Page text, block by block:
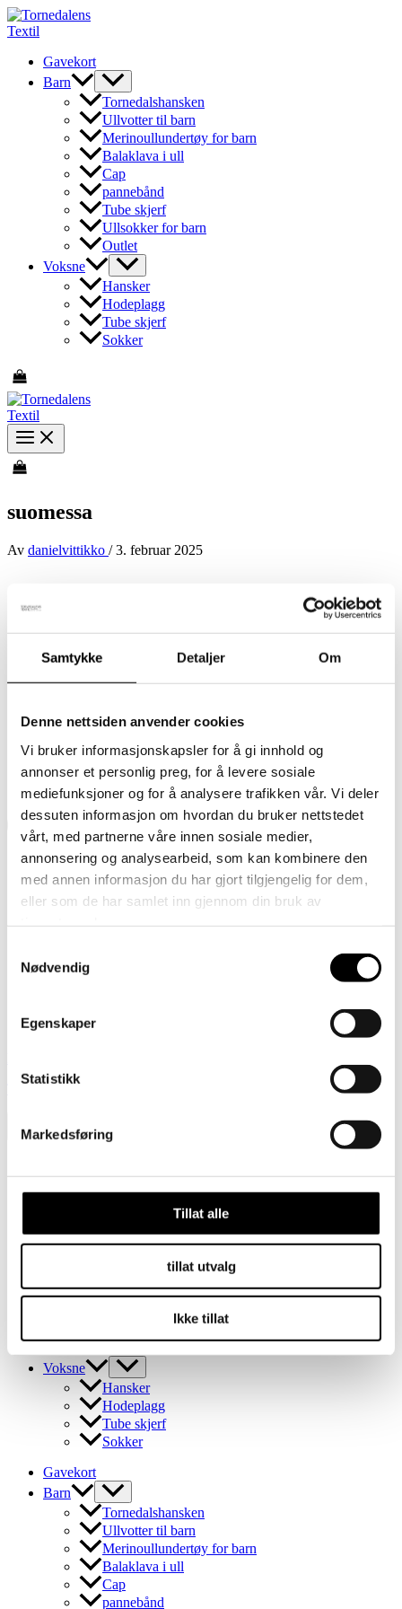
Samtykke Detaljer Om
Denne nettsiden anvender cookies
Vi bruker informasjonskapsler for å gi innhold og
annonser et personlig preg, for å levere sosiale
mediefunksjoner og for å analysere trafikken vår. Vi deler
dessuten informasjon om hvordan du bruker nettstedet
vårt, med partnerne våre innen sosiale medier,
annonsering og analysearbeid, som kan kombinere den
med annen informasjon du har gjort tilgjengelig for dem,
eller som de har samlet inn gjennom din bruk av
Nødvendig
Egenskaper
Statistikk
Markedsføring
Tillat alle
tillat utvalg
Ikke tillat
Hopp
rett
innholdetGavekort
Barn
Tornedalshansken
Ullvotter til barn
Merinoullundertøy for barn
Balaklava i ull
Cap
pannebånd
Tube skjerf
Ullsokker for barn
Outlet
Voksne
Hansker
Hodeplagg
Tube skjerf
Sokker
suomessa
Av danielvittikko /3. februar 2025
Tornedalshandske – Lyseblå – Ekstra forsterket
Ullvotter til barn
Merinoullundertøy for barn
Balaklava i ull
pannebånd
Voksne
Hansker
Hodeplagg
Tube skjerf
Sokker
Gavekort
Barn
Tornedalshansken
Ullvotter til barn
Merinoullundertøy for barn
Balaklava i ull
Cap
pannebånd